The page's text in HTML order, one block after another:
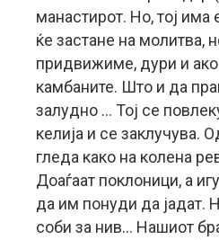
манастирот. Но, тој има
ќе застане на молитва,
придвижиме, дури и
камбаните. Што и да
залудно … Тој се
келија и се заклучува.
гледа како на колена
Доаѓаат поклоници, а
да им понуди да јадат.
соби за нив… Нашиот